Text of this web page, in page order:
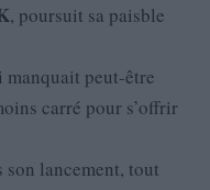
, poursuit sa paisble
peut-être
carré pour s’offrir
son lancement, tout